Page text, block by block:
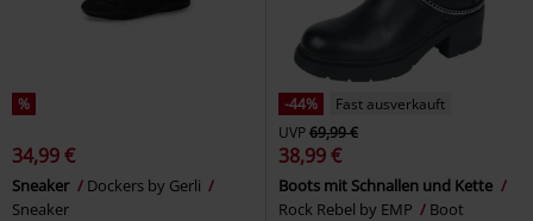
%
34,99 €
Sneaker
Dockers by Gerli
Sneaker
-44%
Fast ausverkauft
UVP69,99 €
38,99 €
Boots mit Schnallen und Kette
Rock Rebel by EMP
Boot